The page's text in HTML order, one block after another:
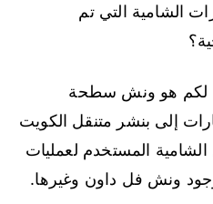
الشامية التي تم
لكم هو ونش سطحة
إلى بنشر متنقل الكويت
المستخدم لعمليات
ونش فل داون وغيرها.